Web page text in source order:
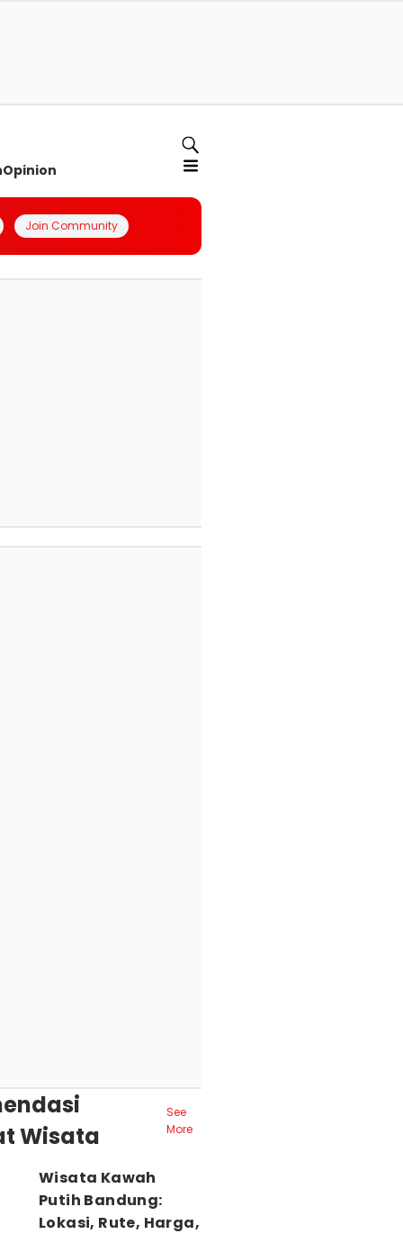
Opinion
Join Community
Wisata
See
More
Wisata Kawah
Putih Bandung:
Lokasi, Rute, Harga,